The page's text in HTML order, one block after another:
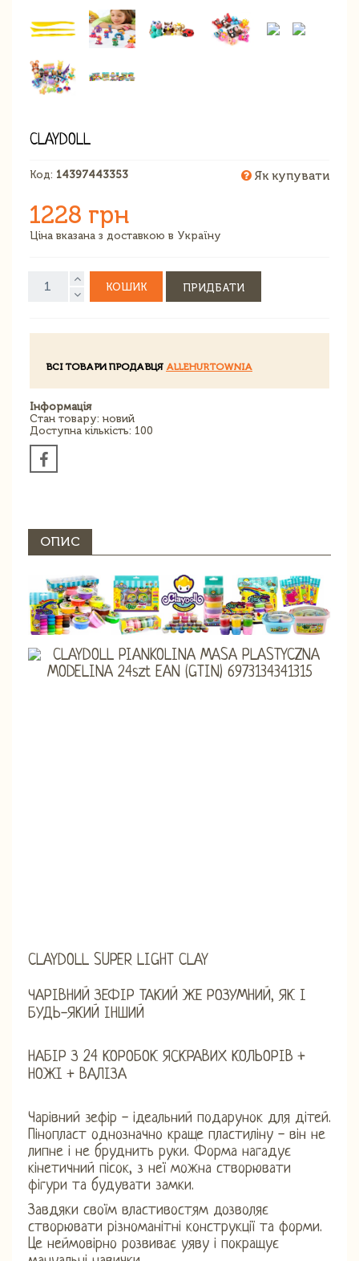
CLAYDOLL
Код: 14397443353 Як купувати
1228 грн
Ціна вказана з доставкою в Україну
КОШИК ПРИДБАТИ
ВСІ ТОВАРИ ПРОДАВЦЯ ALLEHURTOWNIA
Інформація
Стан товару: новий
Доступна кількість: 100
ОПИС
CLAYDOLL SUPER LIGHT CLAY
ЧАРІВНИЙ ЗЕФІР ТАКИЙ ЖЕ РОЗУМНИЙ, ЯК І
БУДЬ-ЯКИЙ ІНШИЙ
НАБІР З 24 КОРОБОК ЯСКРАВИХ КОЛЬОРІВ +
НОЖІ + ВАЛІЗА
Чарівний зефір - ідеальний подарунок для дітей.
Пінопласт однозначно краще пластиліну - він не
липне і не бруднить руки. Форма нагадує
кінетичний пісок, з неї можна створювати
фігури та будувати замки.
Завдяки своїм властивостям дозволяє
створювати різноманітні конструкції та форми.
Це неймовірно розвиває уяву і покращує